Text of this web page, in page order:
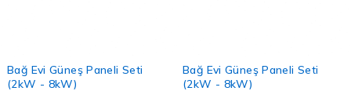
Bağ Evi Güneş Paneli Seti
(2kW - 8kW)
Bağ Evi Güneş Paneli Seti
(2kW - 8kW)